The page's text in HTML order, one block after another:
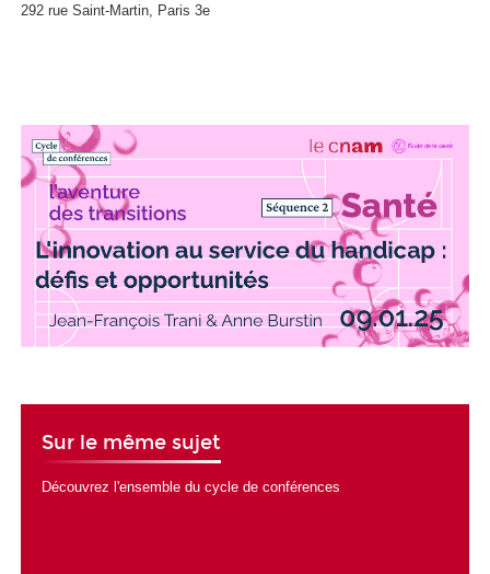
292 rue Saint-Martin, Paris 3e
Sur le même sujet
Découvrez l'ensemble du cycle de conférences